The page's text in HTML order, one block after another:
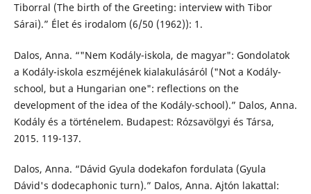
Tiborral (The birth of the Greeting: interview with Tibor
Sárai).” Élet és irodalom (6/50 (1962)): 1.
Dalos, Anna. “"Nem Kodály-iskola, de magyar": Gondolatok
a Kodály-iskola eszméjének kialakulásáról ("Not a Kodály-
school, but a Hungarian one": reflections on the
development of the idea of the Kodály-school).” Dalos, Anna.
Kodály és a történelem. Budapest: Rózsavölgyi és Társa,
2015. 119-137.
Dalos, Anna. “Dávid Gyula dodekafon fordulata (Gyula
Dávid's dodecaphonic turn).” Dalos, Anna. Ajtón lakattal: